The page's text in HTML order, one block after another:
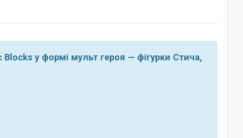
Blocks у формі мульт героя — фігурки Стича,